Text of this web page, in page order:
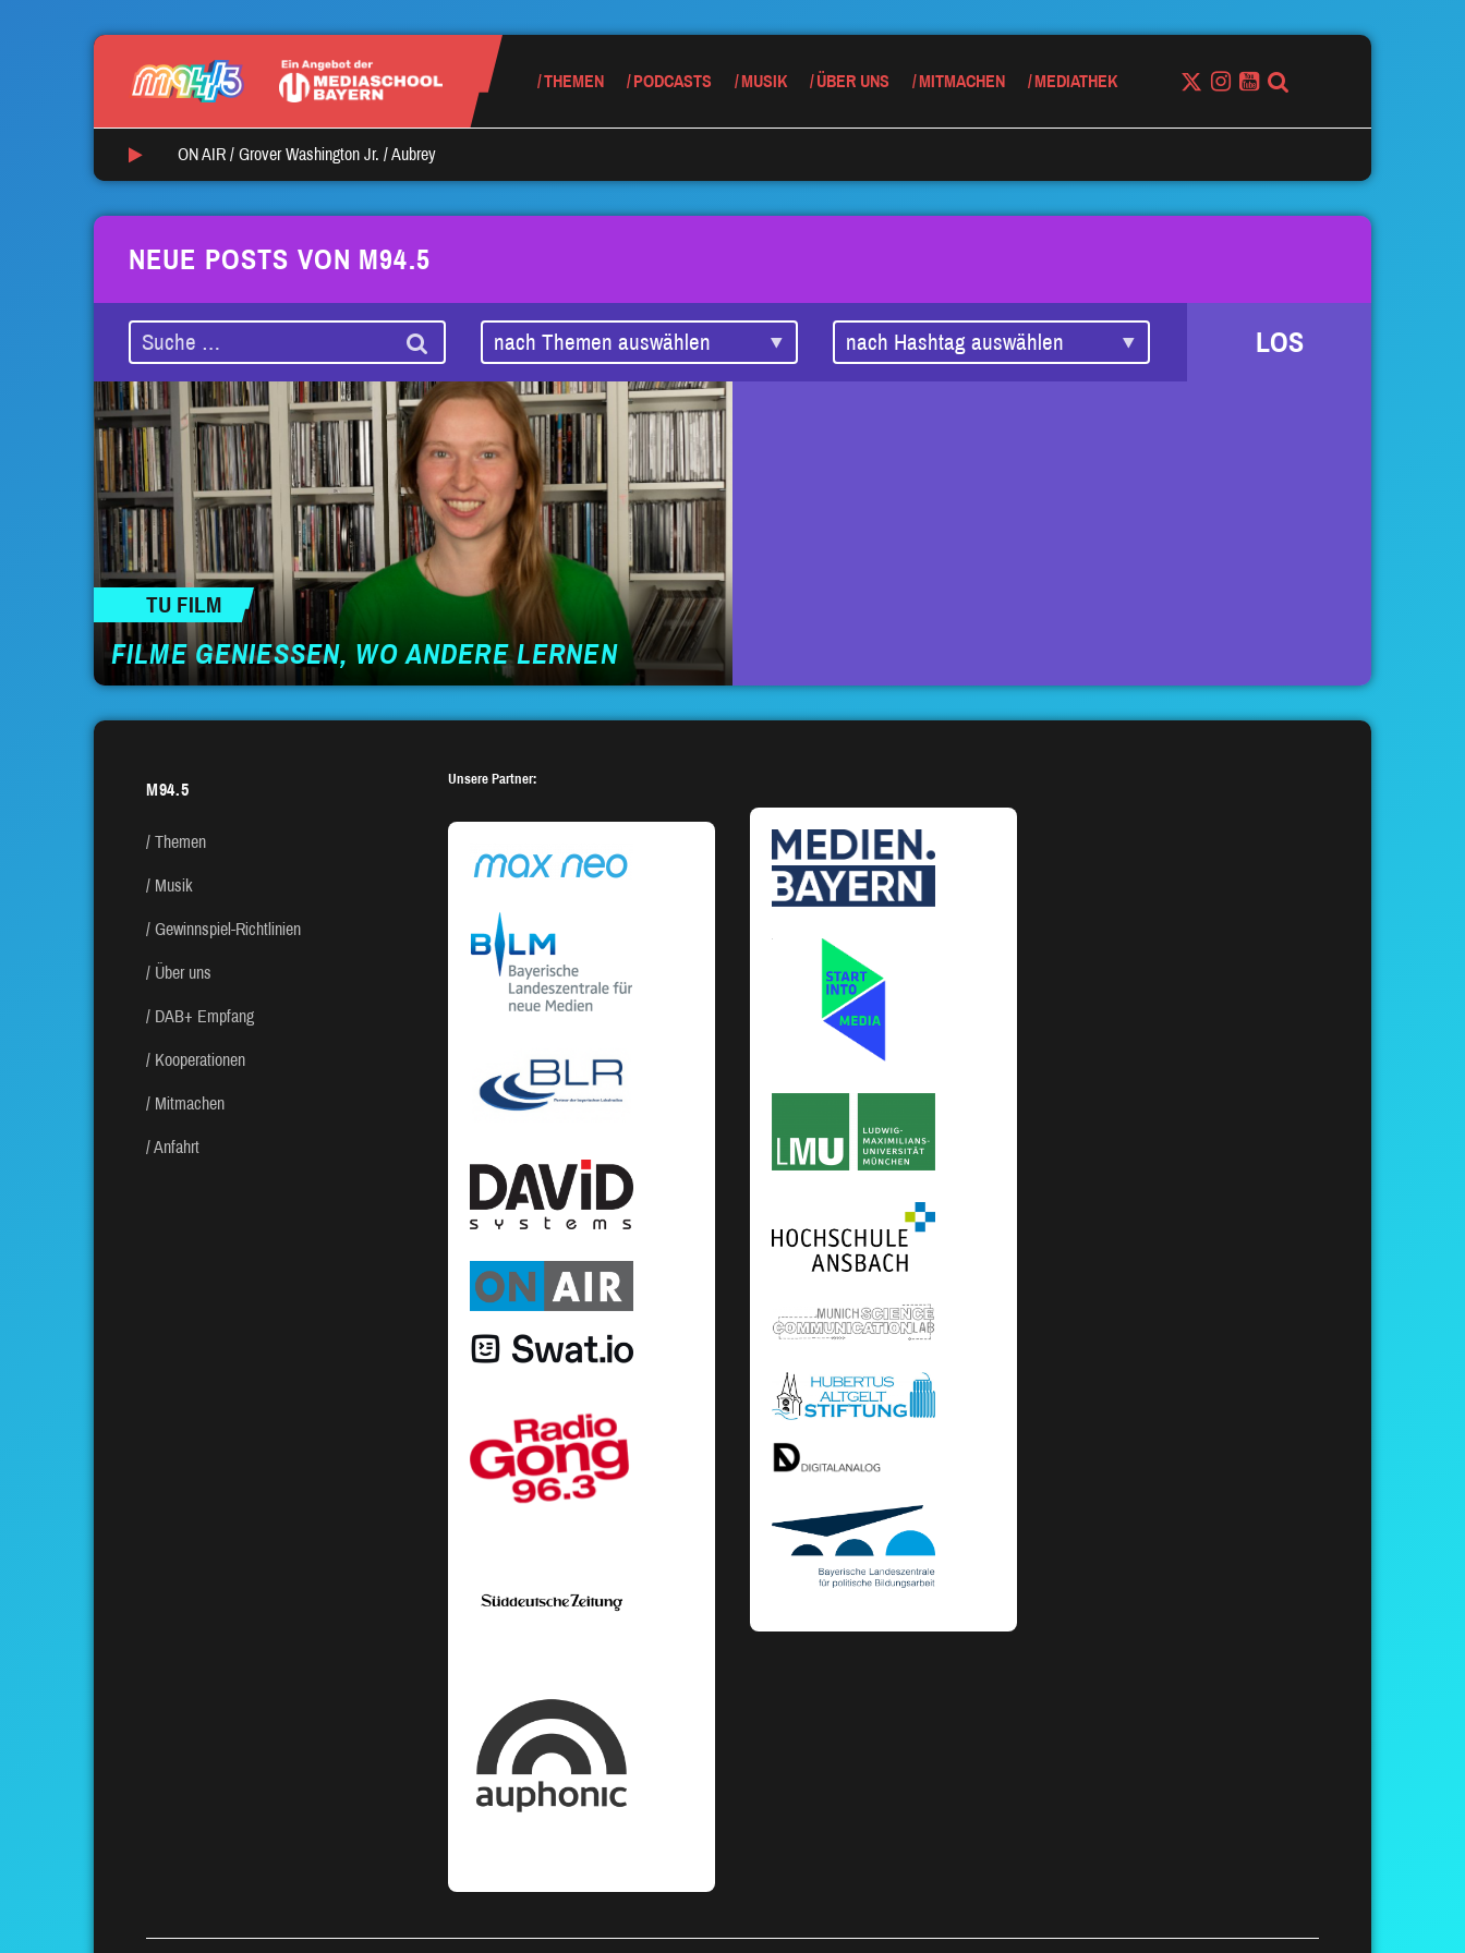
THEMEN PODCASTS MUSIK ÜBER UNS MITMACHEN MEDIATHEK
ON AIR / Grover Washington Jr. /Aubrey
NEUE POSTS VON M94.5
LOS
TU FILM
FILME GENIESSEN, WO ANDERE LERNEN
M94.5
Themen
Musik
Gewinnspiel-Richtlinien
Über uns
DAB+ Empfang
Kooperationen
Mitmachen
Anfahrt
Unsere Partner: